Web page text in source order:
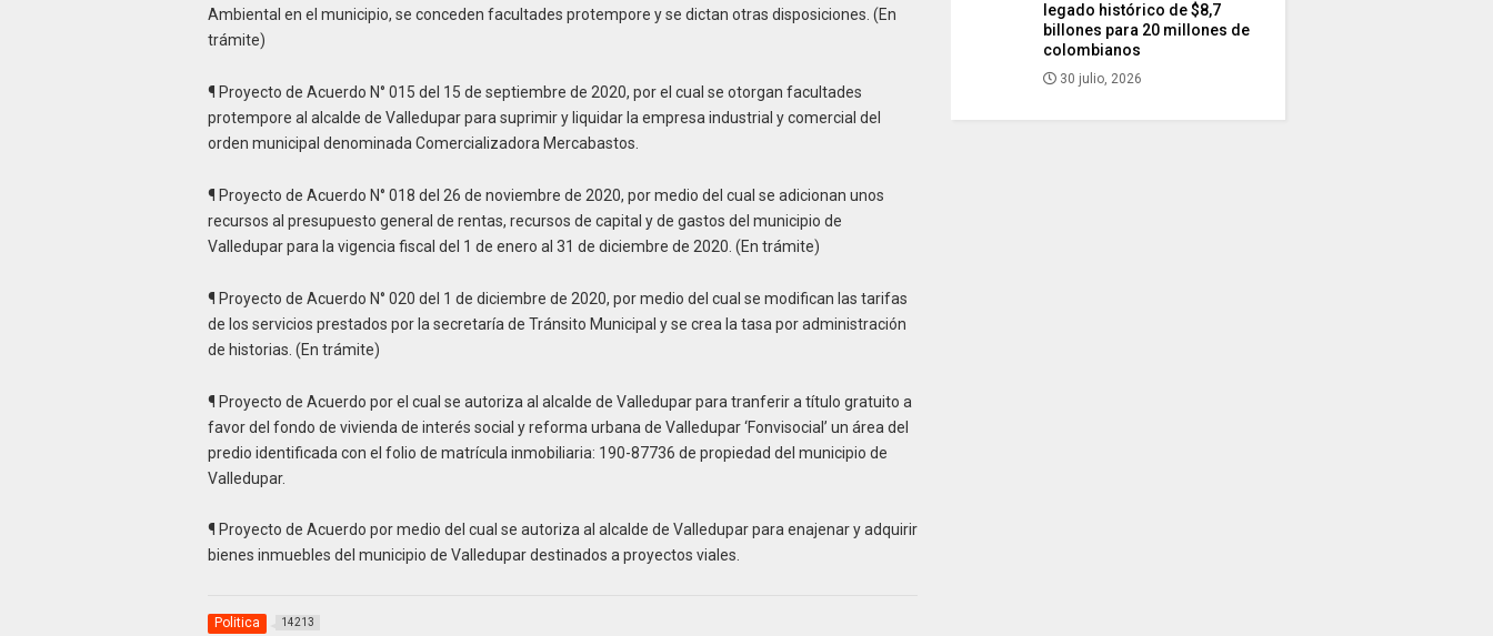
Ambiental en el municipio, se conceden facultades protempore y se dictan otras disposiciones. (En
trámite)
¶ Proyecto de Acuerdo N° 015 del 15 de septiembre de 2020, por el cual se otorgan facultades
protempore al alcalde de Valledupar para suprimir y liquidar la empresa industrial y comercial del
orden municipal denominada Comercializadora Mercabastos.
¶ Proyecto de Acuerdo N° 018 del 26 de noviembre de 2020, por medio del cual se adicionan unos
recursos al presupuesto general de rentas, recursos de capital y de gastos del municipio de
Valledupar para la vigencia fiscal del 1 de enero al 31 de diciembre de 2020. (En trámite)
¶ Proyecto de Acuerdo N° 020 del 1 de diciembre de 2020, por medio del cual se modifican las tarifas
de los servicios prestados por la secretaría de Tránsito Municipal y se crea la tasa por administración
de historias. (En trámite)
¶ Proyecto de Acuerdo por el cual se autoriza al alcalde de Valledupar para tranferir a título gratuito a
favor del fondo de vivienda de interés social y reforma urbana de Valledupar ‘Fonvisocial’ un área del
predio identificada con el folio de matrícula inmobiliaria: 190-87736 de propiedad del municipio de
Valledupar.
¶ Proyecto de Acuerdo por medio del cual se autoriza al alcalde de Valledupar para enajenar y adquirir
bienes inmuebles del municipio de Valledupar destinados a proyectos viales.
Politica 14213
legado histórico de $8,7
billones para 20 millones de
colombianos
30 julio, 2026